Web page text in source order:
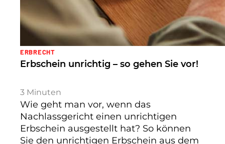
ERBRECHT
Erbschein unrichtig – so gehen Sie vor!
3 Minuten
Wie geht man vor, wenn das
Nachlassgericht einen unrichtigen
Erbschein ausgestellt hat? So können
Sie den unrichtigen Erbschein aus dem